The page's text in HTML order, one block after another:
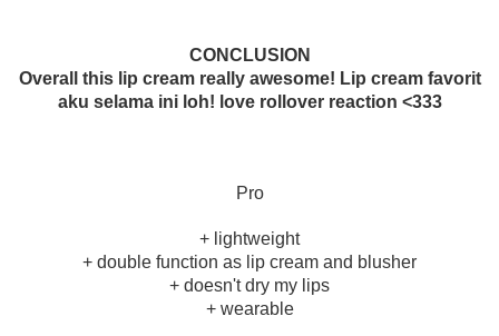
CONCLUSION
Overall this lip cream really awesome! Lip cream favorit
aku selama ini loh! love rollover reaction <333
Pro
+ lightweight
+ double function as lip cream and blusher
+ doesn't dry my lips
+ wearable